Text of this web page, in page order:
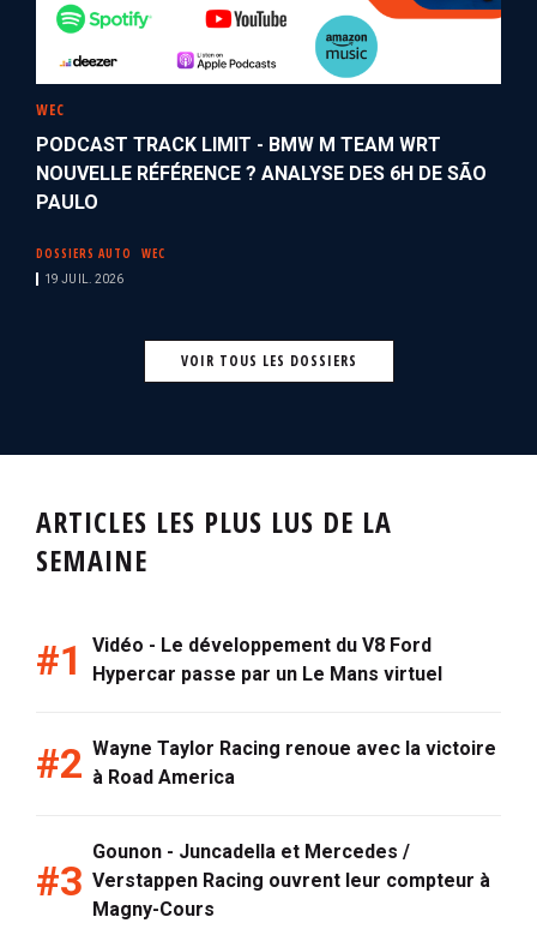
WEC
PODCAST TRACK LIMIT - BMW M TEAM WRT
NOUVELLE RÉFÉRENCE ? ANALYSE DES 6H DE SÃO
PAULO
DOSSIERS AUTO WEC
19 JUIL. 2026
VOIR TOUS LES DOSSIERS
ARTICLES LES PLUS LUS DE LA
SEMAINE
Vidéo - Le développement du V8 Ford
Hypercar passe par un Le Mans virtuel
Wayne Taylor Racing renoue avec la victoire
à Road America
Gounon - Juncadella et Mercedes /
Verstappen Racing ouvrent leur compteur à
Magny-Cours